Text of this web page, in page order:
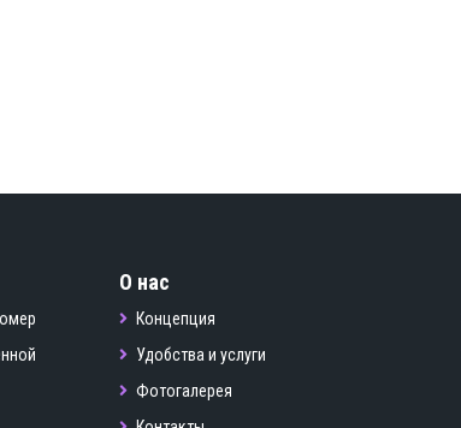
О нас
Концепция
Удобства и услуги
Фотогалерея